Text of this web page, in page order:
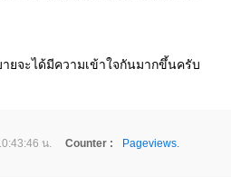
ยจะได้มีความเข้าใจกันมากขึ้นครับ
น. Counter :
Pageviews.